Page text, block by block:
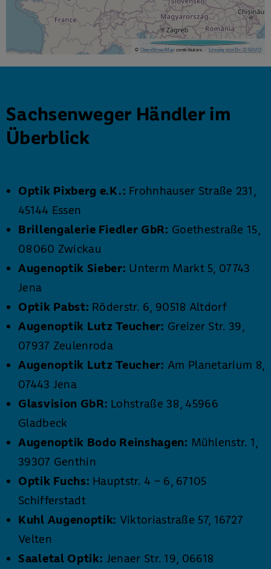
© OpenStreetMap contributors. · Lösung von Dr. DSGVO
Sachsenweger Händler im
Überblick
Optik Pixberg e.K.: Frohnhauser Straße 231,
45144 Essen
Brillengalerie Fiedler GbR: Goethestraße 15,
08060 Zwickau
Augenoptik Sieber: Unterm Markt 5, 07743
Jena
Optik Pabst: Röderstr. 6, 90518 Altdorf
Augenoptik Lutz Teucher: Greizer Str. 39,
07937 Zeulenroda
Augenoptik Lutz Teucher: Am Planetarium 8,
07443 Jena
Glasvision GbR: Lohstraße 38, 45966
Gladbeck
Augenoptik Bodo Reinshagen: Mühlenstr. 1,
39307 Genthin
Optik Fuchs: Hauptstr. 4 – 6, 67105
Schifferstadt
Kuhl Augenoptik: Viktoriastraße 57, 16727
Velten
Saaletal Optik: Jenaer Str. 19, 06618